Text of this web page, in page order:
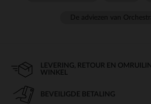
LEVERING, RETOUR EN
WINKEL
BEVEILIGDE BETALING